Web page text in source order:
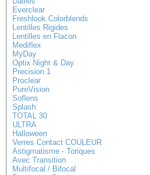
Everclear
Freshlook Colorblends
Lentilles Rigides
Lentilles en Flacon
Mediflex
MyDay
Optix Night & Day
Precision 1
Proclear
PureVision
Soflens
Splash
TOTAL 30
ULTRA
Halloween
Verres Contact COULEUR
Astigmatisme - Toriques
Avec Transition
Multifocal / Bifocal